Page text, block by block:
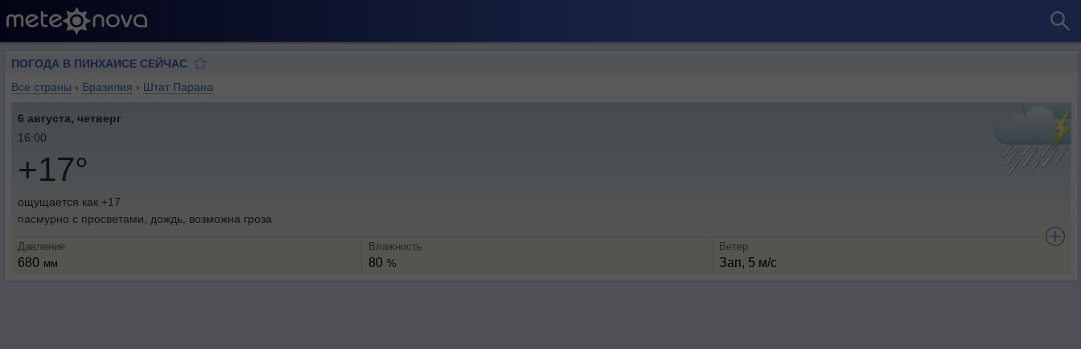
ПОГОДА В ПИНХАИСЕ СЕЙЧАС
Все страны › Бразилия › Штат Парана
6 августа, четверг
16:00
+17°
ощущается как +17
пасмурно с просветами, дождь, возможна гроза
Давление
680 мм
Влажность
80 %
Ветер
Зап, 5 м/с